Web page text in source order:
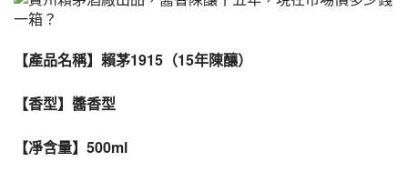
【產品名稱】賴茅1915（15年陳釀）
【香型】醬香型
【凈含量】500ml